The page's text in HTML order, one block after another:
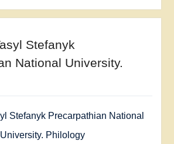
Stefanyk
National University.
Stefanyk Precarpathian National
University. Philology